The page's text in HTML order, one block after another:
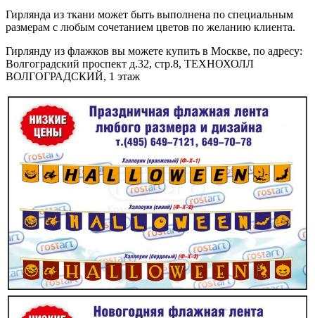
Гирлянда из ткани может быть выполнена по специальным
размерам с любым сочетанием цветов по желанию клиента.
Гирлянду из флажков вы можете купить в Москве, по адресу:
Волгоградский проспект д.32, стр.8, ТЕХНОХОЛЛ
ВОЛГОГРАДСКИЙ, 1 этаж